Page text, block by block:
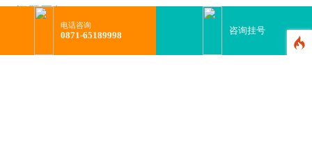
问题回复：
脑梗后，很多患者性情大变，或一点就炸，或无故落泪。家属常
误以为是“性格变坏”或“矫情”，实则这是脑损伤引发的“情绪
梗”，...
电话咨询
0871-65189998 咨询挂号